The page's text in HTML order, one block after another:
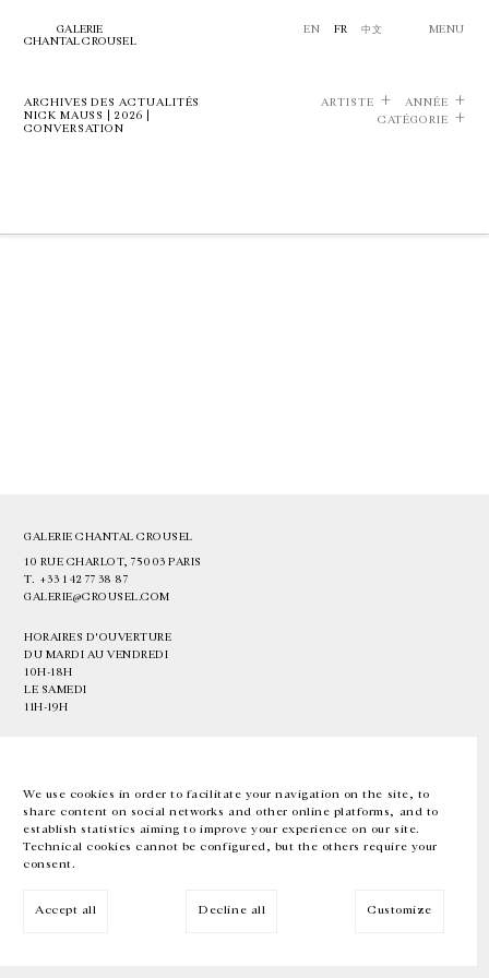
We use cookies in order to facilitate your navigation on the site, to
share content on social networks and other online platforms, and to
establish statistics aiming to improve your experience on our site.
Technical cookies cannot be configured, but the others require your
consent.
Accept all Decline all Customize
GALERIE
CHANTAL CROUSEL
EN FR 中文 MENU
ARCHIVES DES ACTUALITÉS
NICK MAUSS | 2026 |
CONVERSATION
ARTISTE
ANNÉE
CATÉGORIE
GALERIE CHANTAL CROUSEL
10 RUE CHARLOT, 75003 PARIS
T. +33 1 42 77 38 87
GALERIE@CROUSEL.COM
HORAIRES D'OUVERTURE
DU MARDI AU VENDREDI
10H-18H
LE SAMEDI
11H-19H
EN FR 中文 Facebook Instagram
Inscrivez-vous à notre newsletter